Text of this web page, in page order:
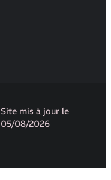
Site mis à jour le
05/08/2026